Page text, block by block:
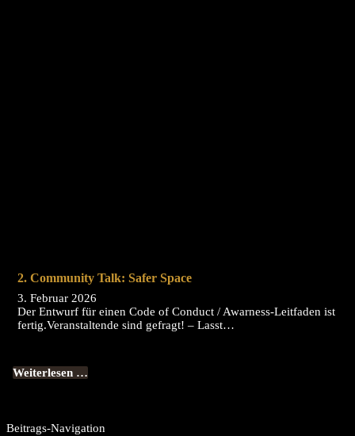
2. Community Talk: Safer Space
3. Februar 2026
Der Entwurf für einen Code of Conduct / Awarness-Leitfaden ist
fertig.Veranstaltende sind gefragt! – Lasst…
Weiterlesen …
Beitrags-Navigation